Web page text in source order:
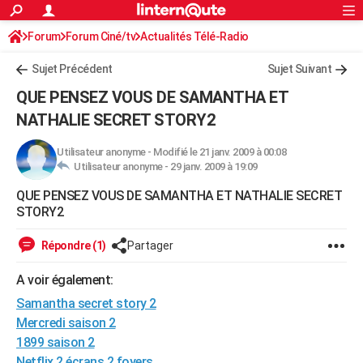
ACTUALITÉS
Politique
Société
Faits Divers
Education
Monde
Villes
+
Programme TV
TNTStreaming
Cinéma
Sorties cinéma
Musique
+FINANCE
Retraite
Impôts
Epargne
Immobilier
Risques naturels par ville
Banque
Assurance
Crédit
AUTO
Essais
Réserver un essai
Citadines
Berlines
SUV
Forum auto
HIGH-TECH
Mobiles
Meilleur smartphone
Internet
Ordinateurs
Jeux vidéo
Guide high-tech
+BRICOLAGE
Forum
Aménagement intérieur
Extérieur
Cuisine
Salle de bains
Jardinage
Rangement
WEEK-END
Guides de France
Escapades
Patrimoine
Expositions
Musées
Week-end nature
+LIFESTYLE
Art de vivre
Bien-être
Loisirs
Mode
Modes de vie
SANTE
Alimentation
Guide de la santé
Maladies
Médicaments
Sommeil
VOYAGE
S'inscrire
Connexion
Forum Forum Ciné/tv Actualités Télé-Radio
Sujet Précédent Sujet Suivant
QUE PENSEZ VOUS DE SAMANTHA ET
NATHALIE SECRET STORY2
Utilisateur anonyme- Modifié le 21 janv. 2009 à 00:08
Utilisateur anonyme - 29 janv. 2009 à 19:09
QUE PENSEZ VOUS DE SAMANTHA ET NATHALIE SECRET
STORY2
Répondre (1) Partager
A voir également:
Samantha secret story 2
Mercredi saison 2
1899 saison 2